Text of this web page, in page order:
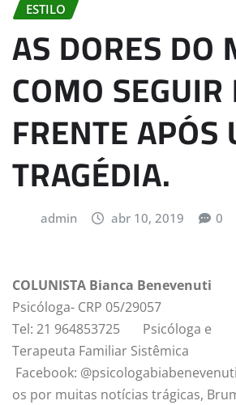
ESTILO
AS DORES DO
COMO
FRENTE APÓS
TRAGÉDIA.
admin abr 10, 2019 0
COLUNISTA Bianca Benevenuti
Psicóloga- CRP 05/29057
Tel: 21 964853725 Psicóloga e
Terapeuta Familiar Sistêmica
Facebook: @psicologabiabenevenuti
os por muitas notícias trágicas,